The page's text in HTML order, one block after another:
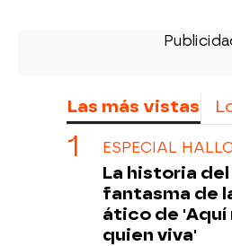
Las más vistas
ESPECIAL
La historia
fantasma de
ático de 'Aquí
quien viva'